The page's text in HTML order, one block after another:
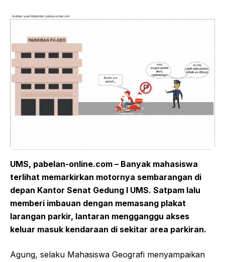
UMS, pabelan-online.com – Banyak mahasiswa
terlihat memarkirkan motornya sembarangan di
depan Kantor Senat Gedung I UMS. Satpam lalu
memberi imbauan dengan memasang plakat
larangan parkir, lantaran mengganggu akses
keluar masuk kendaraan di sekitar area parkiran.
Agung, selaku Mahasiswa Geografi menyampaikan